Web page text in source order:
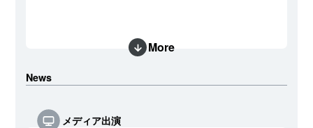
More
News
メディア出演